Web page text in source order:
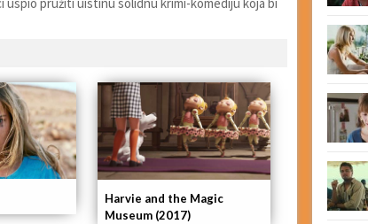
Harvie and the Magic
Museum (2017)